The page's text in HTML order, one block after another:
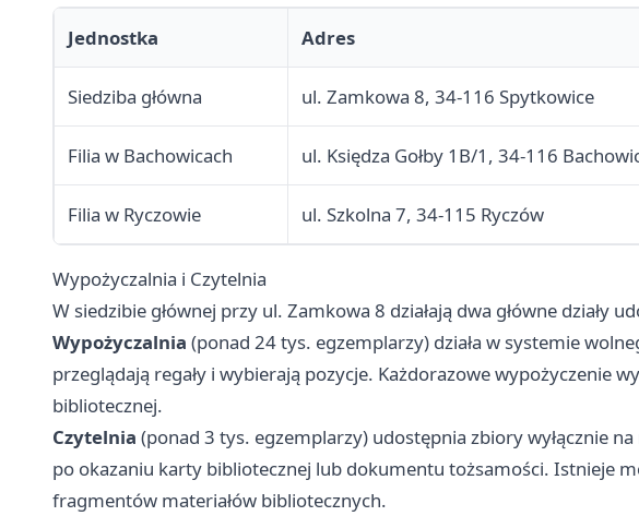
Jednostka Adres
Siedziba główna ul. Zamkowa 8, 34-116 Spytkowice
Filia w Bachowicach ul. Księdza Gołby 1B/1, 34-116
Filia w Ryczowie ul. Szkolna 7, 34-115 Ryczów
Wypożyczalnia i Czytelnia
W siedzibie głównej przy ul. Zamkowa 8 działają dwa główne działy
Wypożyczalnia (ponad 24 tys. egzemplarzy) działa w systemie
przeglądają regały i wybierają pozycje. Każdorazowe wypożyczenie
bibliotecznej.
Czytelnia (ponad 3 tys. egzemplarzy) udostępnia zbiory wyłącznie
po okazaniu karty bibliotecznej lub dokumentu tożsamości. Istnieje
fragmentów materiałów bibliotecznych.